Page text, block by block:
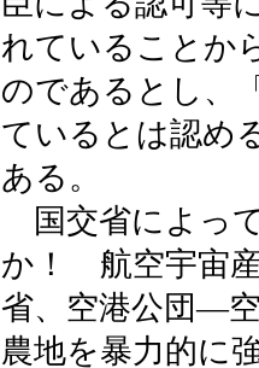
れていることか
のであるとし、
ているとは認め
ある。
国交省によっ
か！ 航空宇宙
省、空港公団―
農地を暴力的に